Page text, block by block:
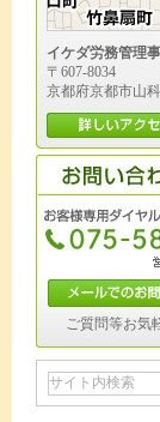
イケダ労務管理
〒607-8034
京都府京都市山
ご質問等お気